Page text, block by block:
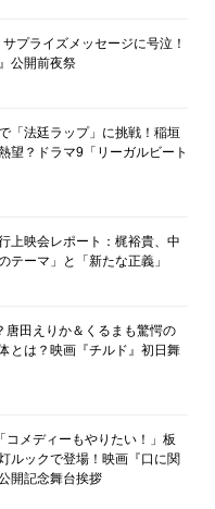
プライズメッセージに号泣！
公開前夜祭
「法廷ラップ」に挑戦！稲垣
望？ドラマ9「リーガルビート
上映会レポート：梶裕貴、中
テーマ」と「新たな正義」
唐田えりか＆くるまも驚愕の
とは？映画『チルド』初日舞
コメディーもやりたい！」板
ルックで登場！映画『口に関
開記念舞台挨拶